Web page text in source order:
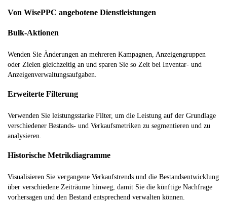
Von WisePPC angebotene Dienstleistungen
Bulk-Aktionen
Wenden Sie Änderungen an mehreren Kampagnen, Anzeigengruppen
oder Zielen gleichzeitig an und sparen Sie so Zeit bei Inventar- und
Anzeigenverwaltungsaufgaben.
Erweiterte Filterung
Verwenden Sie leistungsstarke Filter, um die Leistung auf der Grundlage
verschiedener Bestands- und Verkaufsmetriken zu segmentieren und zu
analysieren.
Historische Metrikdiagramme
Visualisieren Sie vergangene Verkaufstrends und die Bestandsentwicklung
über verschiedene Zeiträume hinweg, damit Sie die künftige Nachfrage
vorhersagen und den Bestand entsprechend verwalten können.